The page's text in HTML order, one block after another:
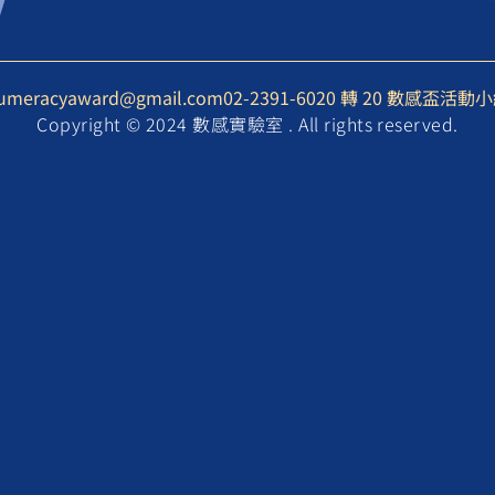
02-2391-6020 轉 20 數感盃活動
Copyright © 2024 數感實驗室 . All rights reserved.